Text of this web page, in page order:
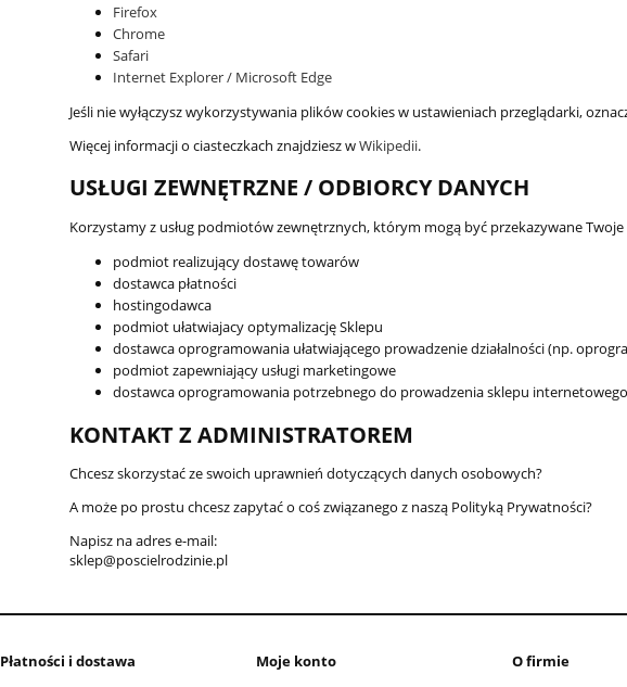
Firefox
Chrome
Safari
Internet Explorer / Microsoft Edge
Jeśli nie wyłączysz wykorzystywania plików cookies w ustawieniach przeglądarki,
Więcej informacji o ciasteczkach znajdziesz wWikipedii.
USŁUGI ZEWNĘTRZNE / ODBIORCY DANYCH
Korzystamy z usług podmiotów zewnętrznych, którym mogą być przekazywane
podmiot realizujący dostawę towarów
dostawca płatności
hostingodawca
podmiot ułatwiajacy optymalizację Sklepu
dostawca oprogramowania ułatwiającego prowadzenie działalności (np.
podmiot zapewniający usługi marketingowe
dostawca oprogramowania potrzebnego do prowadzenia sklepu internetowego
KONTAKT Z ADMINISTRATOREM
Chcesz skorzystać ze swoich uprawnień dotyczących danych osobowych?
A może po prostu chcesz zapytać o coś związanego z naszą Polityką Prywatności?
Napisz na adres e-mail:
sklep@poscielrodzinie.pl
Płatności i dostawa Moje konto O firmie